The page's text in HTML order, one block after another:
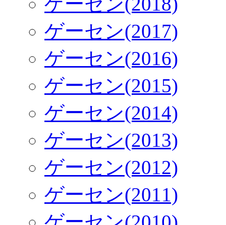
ゲーセン(2017)
ゲーセン(2016)
ゲーセン(2015)
ゲーセン(2014)
ゲーセン(2013)
ゲーセン(2012)
ゲーセン(2011)